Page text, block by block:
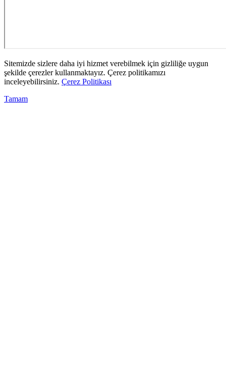
Sitemizde sizlere daha iyi hizmet verebilmek için gizliliğe uygun
şekilde çerezler kullanmaktayız. Çerez politikamızı
inceleyebilirsiniz. Çerez Politikası
Tamam